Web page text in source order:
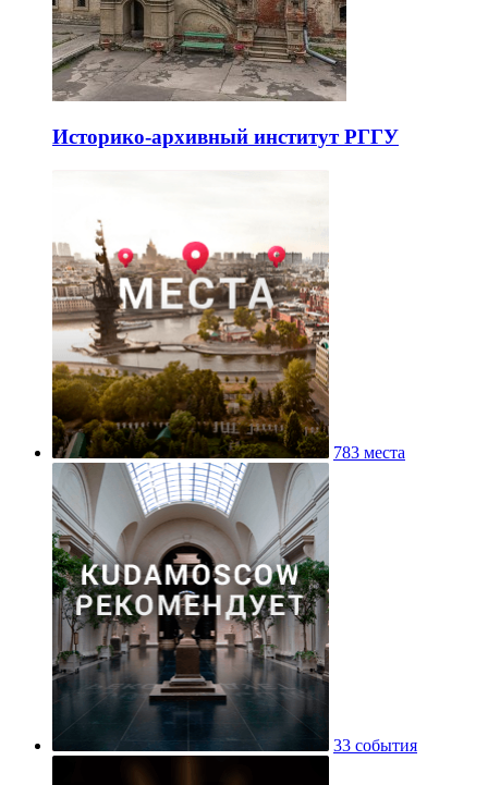
Историко-архивный институт РГГУ
783 места
33 события